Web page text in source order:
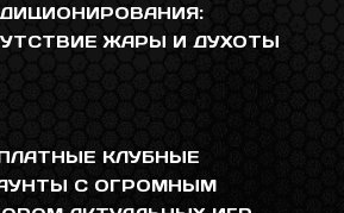
ЖАРЫ И ДУХОТЫ
КЛУБНЫЕ
С ОГРОМНЫМ